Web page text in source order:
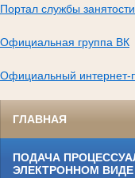
Портал службы
Официальная группа ВК
Официальный интернет-
ГЛАВНАЯ
ПОДАЧА
ЭЛЕКТРОННОМ ВИДЕ